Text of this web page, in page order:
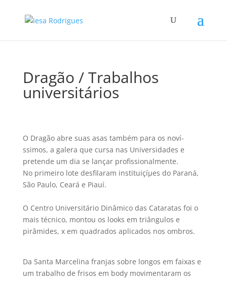
Dragão / Trabalhos
universitários
O Dragão abre suas asas também para os noví­
ssimos, a galera que cursa nas Universidades e
pretende um dia se lançar profissionalmente.
No primeiro lote desfilaram instituiçíµes do Paraná,
São Paulo, Ceará e Piauí­.
O Centro Universitário Dinâmico das Cataratas foi o
mais técnico, montou os looks em triângulos e
pirâmides, x em quadrados aplicados nos ombros.
Da Santa Marcelina franjas sobre longos em faixas e
um trabalho de frisos em body movimentaram os